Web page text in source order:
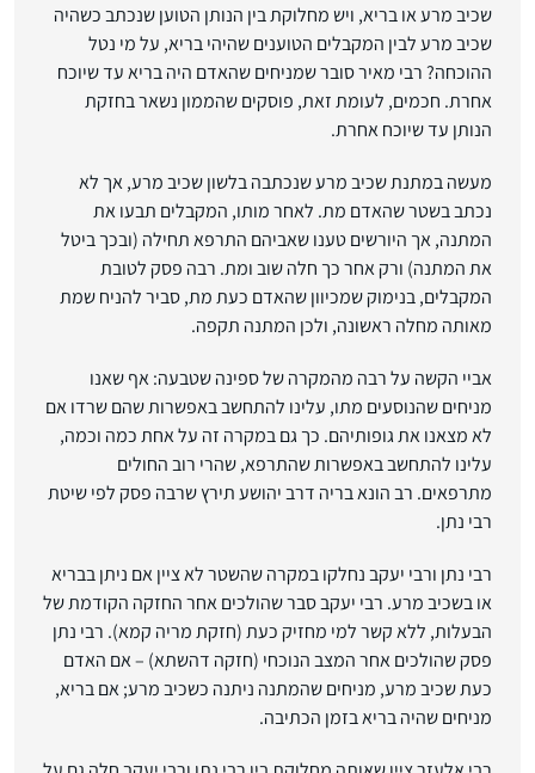
שכיב מרע או בריא, ויש מחלוקת בין הנותן הטוען שנכתב כשהיה
שכיב מרע לבין המקבלים הטוענים שהיהי בריא, על מי נטל
ההוכחה? רבי מאיר סובר שמניחים שהאדם היה בריא עד שיוכח
אחרת. חכמים, לעומת זאת, פוסקים שהממון נשאר בחזקת
הנותן עד שיוכח אחרת.
מעשה במתנת שכיב מרע שנכתבה בלשון שכיב מרע, אך לא
נכתב בשטר שהאדם מת. לאחר מותו, המקבלים תבעו את
המתנה, אך היורשים טענו שאביהם התרפא תחילה (ובכך ביטל
את המתנה) ורק אחר כך חלה שוב ומת. רבה פסק לטובת
המקבלים, בנימוק שמכיוון שהאדם כעת מת, סביר להניח שמת
מאותה מחלה ראשונה, ולכן המתנה תקפה.
אביי הקשה על רבה מהמקרה של ספינה שטבעה: אף שאנו
מניחים שהנוסעים מתו, עלינו להתחשב באפשרות שהם שרדו אם
לא מצאנו את גופותיהם. כך גם במקרה זה על אחת כמה וכמה,
עלינו להתחשב באפשרות שהתרפא, שהרי רוב החולים
מתרפאים. רב הונא בריה דרב יהושע תירץ שרבה פסק לפי שיטת
רבי נתן.
רבי נתן ורבי יעקב נחלקו במקרה שהשטר לא ציין אם ניתן בבריא
או בשכיב מרע. רבי יעקב סבר שהולכים אחר החזקה הקודמת של
הבעלות, ללא קשר למי מחזיק כעת (חזקת מריה קמא). רבי נתן
פסק שהולכים אחר המצב הנוכחי (חזקה דהשתא) – אם האדם
כעת שכיב מרע, מניחים שהמתנה ניתנה כשכיב מרע; אם בריא,
מניחים שהיה בריא בזמן הכתיבה.